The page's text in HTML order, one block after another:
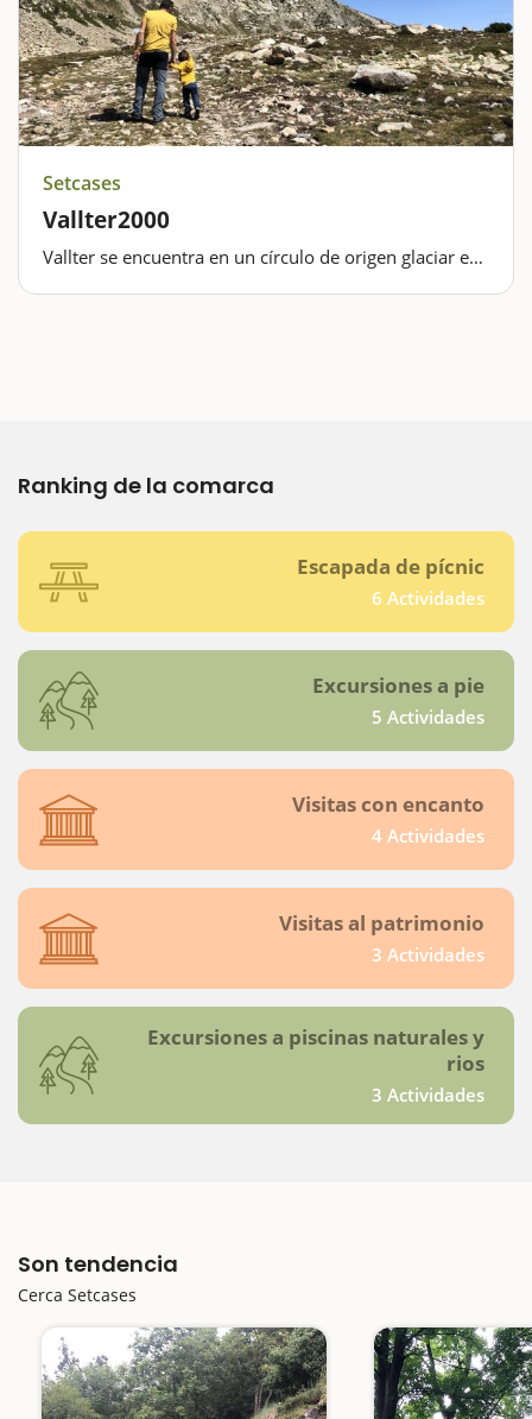
Setcases
Vallter2000
Vallter se encuentra en un círculo de origen glaciar en
Ranking de la comarca
Escapada de pícnic
6 Actividades
Excursiones a pie
5 Actividades
Visitas con encanto
4 Actividades
Visitas al patrimonio
3 Actividades
Excursiones a piscinas naturales y
rios
3 Actividades
Son tendencia
Cerca Setcases